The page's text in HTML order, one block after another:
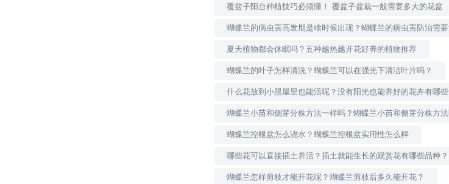
覆盆子阳台种植技巧必须懂！ 覆盆子盆栽一般需要多大的花盆
蝴蝶兰的病虫害高发期是啥时候出现？蝴蝶兰的病虫害防治需
夏天植物都会休眠吗？五种越热越开花好养的植物推荐
蝴蝶兰的叶子怎样清洗？蝴蝶兰可以在强光下清洁叶片吗？
什么花放到小黑屋里也能活呢？没有阳光也能养好的花卉有哪些
蝴蝶兰小苗和侧芽分株方法一样吗？蝴蝶兰小苗和侧芽分株方法
蝴蝶兰控根盆怎么浇水？蝴蝶兰控根盆实用性怎么样
哪些花可以直接插土养活？插土就能生长的观赏花有哪些品种？
蝴蝶兰怎样剪枝才能开花呢？蝴蝶兰剪枝后多久能开花？